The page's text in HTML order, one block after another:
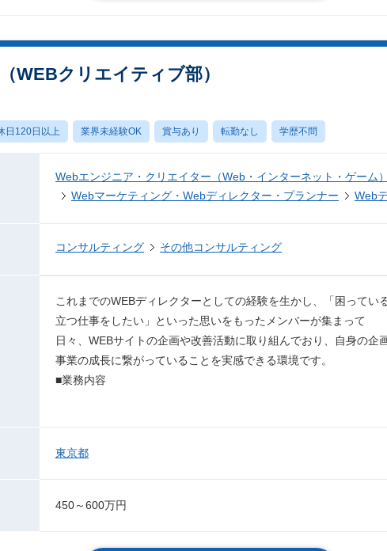
WEBクリエイティブ部）
日120日以上 業界未経験OK 賞与あり 転勤なし 学歴不問
Webエンジニア・クリエイター（Web・インターネット・ゲーム）
Webマーケティング・Webディレクター・プランナー
Web
コンサルティング その他コンサルティング
これまでのWEBディレクターとしての経験を生かし、「困ってい
立つ仕事をしたい」といった思いをもったメンバーが集まって
日々、WEBサイトの企画や改善活動に取り組んでおり、自身の企
事業の成長に繋がっていることを実感できる環境です。
■業務内容
東京都
450～600万円